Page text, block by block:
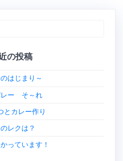
の投稿
はじまり～
レー そ～れ
とカレー作り
レクは？
っています！